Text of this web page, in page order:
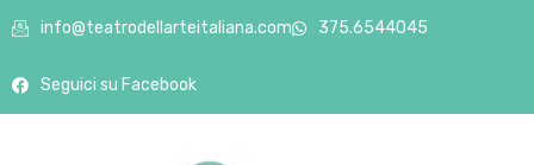
info@teatrodellarteitaliana.com 375.6544045
Seguici su Facebook